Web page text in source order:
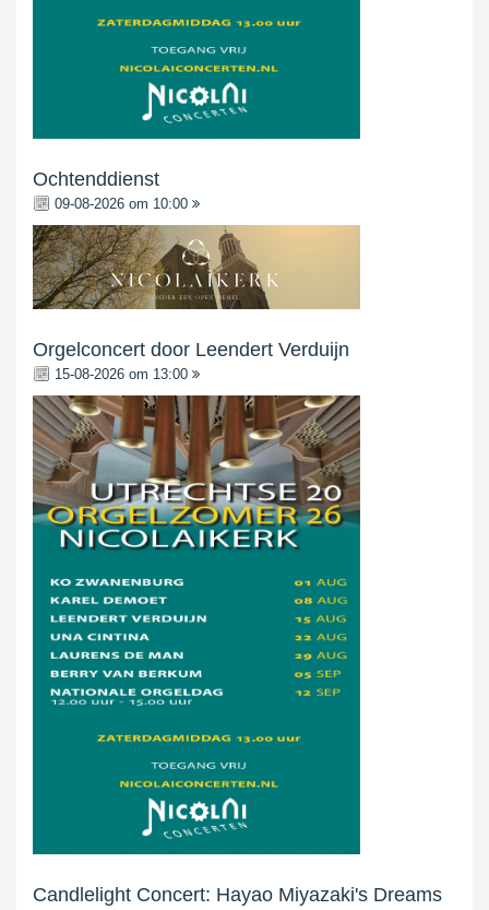
Ochtenddienst
09-08-2026 om 10:00
Orgelconcert door Leendert Verduijn
15-08-2026 om 13:00
Candlelight Concert: Hayao Miyazaki's Dreams